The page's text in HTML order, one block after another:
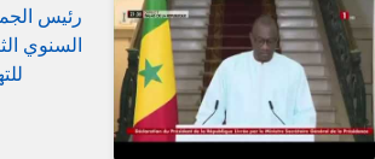
رئيس
السنوي